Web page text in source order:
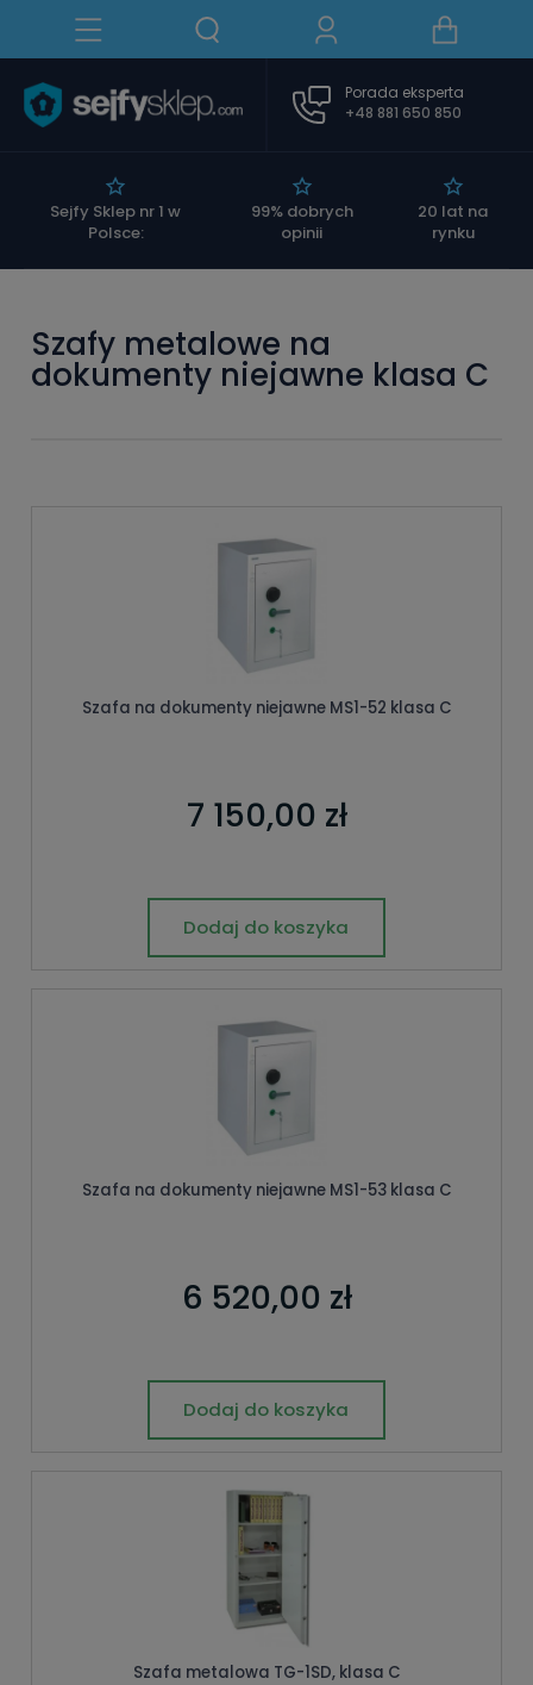
Sejfy Sklep nr 1 w
Polsce:
99% dobrych
opinii
20 lat na
rynku
Porada eksperta
+48 881 650 850
szafy metalowe na
dokumenty niejawne klasa C
Szafa na dokumenty niejawne MS1-52 klasa C
7 150,00 zł
Dodaj do koszyka
Szafa na dokumenty niejawne MS1-53 klasa C
6 520,00 zł
Dodaj do koszyka
Szafa metalowa TG-1SD, klasa C